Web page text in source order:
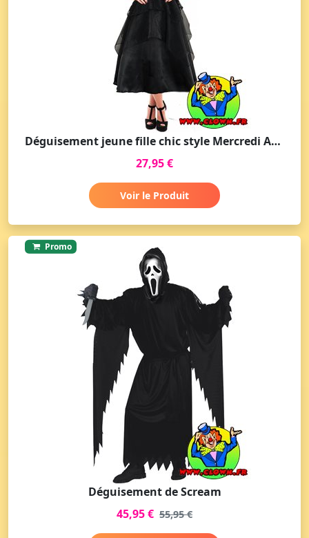
Déguisement jeune fille chic style Mercredi Adams
27,95 €
Voir le Produit
Promo
Déguisement de Scream
45,95 € 55,95 €